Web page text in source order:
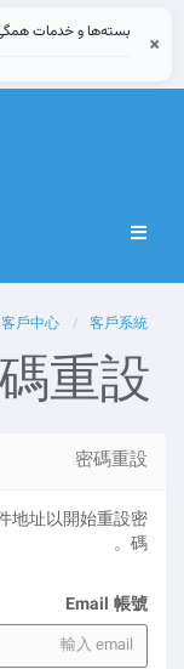
بسته‌ها و خدمات ×
切
導
覽
客戶系統
客戶中心
重設
密碼重設
地址以開始重設密
碼。
Email 帳號